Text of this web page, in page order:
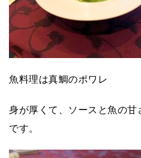
魚料理は真鯛のポワレ
身が厚くて、ソースと魚の甘
です。